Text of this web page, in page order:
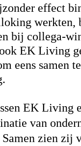
effect
werkten,
bij collega-
EK Living
eens samen
EK Living
van
zien zij